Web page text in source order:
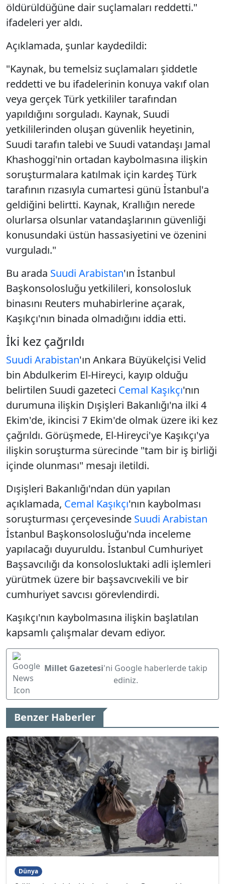
öldürüldüğüne dair suçlamaları reddetti."
ifadeleri yer aldı.
Açıklamada, şunlar kaydedildi:
"Kaynak, bu temelsiz suçlamaları şiddetle
reddetti ve bu ifadelerinin konuya vakıf olan
veya gerçek Türk yetkililer tarafından
yapıldığını sorguladı. Kaynak, Suudi
yetkililerinden oluşan güvenlik heyetinin,
Suudi tarafın talebi ve Suudi vatandaşı Jamal
Khashoggi'nin ortadan kaybolmasına ilişkin
soruşturmalara katılmak için kardeş Türk
tarafının rızasıyla cumartesi günü İstanbul'a
geldiğini belirtti. Kaynak, Krallığın nerede
olurlarsa olsunlar vatandaşlarının güvenliği
konusundaki üstün hassasiyetini ve özenini
vurguladı."
Bu arada Suudi Arabistan'ın İstanbul
Başkonsolosluğu yetkilileri, konsolosluk
binasını Reuters muhabirlerine açarak,
Kaşıkçı'nın binada olmadığını iddia etti.
İki kez çağrıldı
Suudi Arabistan'ın Ankara Büyükelçisi Velid
bin Abdulkerim El-Hireyci, kayıp olduğu
belirtilen Suudi gazeteci Cemal Kaşıkçı'nın
durumuna ilişkin Dışişleri Bakanlığı'na ilki 4
Ekim'de, ikincisi 7 Ekim'de olmak üzere iki kez
çağrıldı. Görüşmede, El-Hireyci'ye Kaşıkçı'ya
ilişkin soruşturma sürecinde "tam bir iş birliği
içinde olunması" mesajı iletildi.
Dışişleri Bakanlığı'ndan dün yapılan
açıklamada, Cemal Kaşıkçı'nın kaybolması
soruşturması çerçevesinde Suudi Arabistan
İstanbul Başkonsolosluğu'nda inceleme
yapılacağı duyuruldu. İstanbul Cumhuriyet
Başsavcılığı da konsolosluktaki adli işlemleri
yürütmek üzere bir başsavcıvekili ve bir
cumhuriyet savcısı görevlendirdi.
Kaşıkçı'nın kaybolmasına ilişkin başlatılan
kapsamlı çalışmalar devam ediyor.
Millet Gazetesi'ni Google haberlerde takip
ediniz.
Benzer Haberler
Dünya